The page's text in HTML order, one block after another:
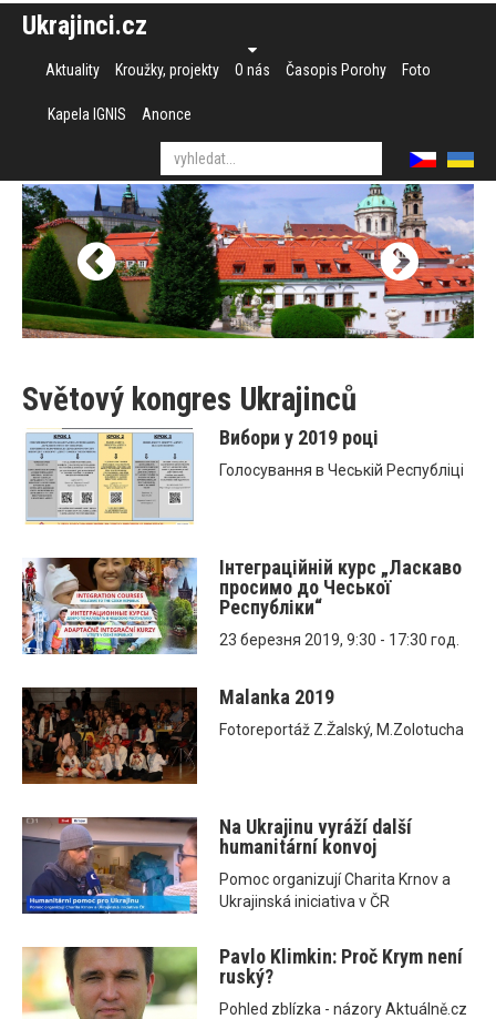
Ukrajinci.cz
Aktuality Kroužky, projekty O nás Časopis Porohy Foto
Kapela IGNIS Anonce
Světový kongres Ukrajinců
Вибори у 2019 році
Голосування в Чеській Республіці
Інтеграційнiй курс „Ласкаво
просимо до Чеської
Республіки“
23 березня 2019, 9:30 - 17:30 год.
Malanka 2019
Fotoreportáž Z.Žalský, M.Zolotucha
Na Ukrajinu vyráží další
humanitární konvoj
Pomoc organizují Charita Krnov a
Ukrajinská iniciativa v ČR
Pavlo Klimkin: Proč Krym není
ruský?
Pohled zblízka - názory Aktuálně.cz